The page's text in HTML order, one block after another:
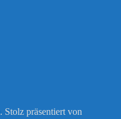
. Stolz präsentiert von